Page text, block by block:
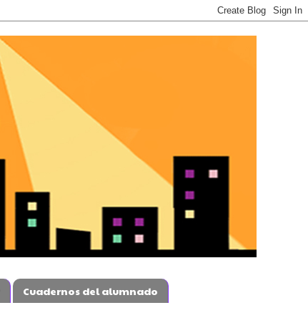
Cuadernos del alumnado